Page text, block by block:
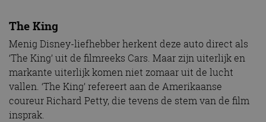
The King
Menig Disney-liefhebber herkent deze auto direct als
‘The King’ uit de filmreeks Cars. Maar zijn uiterlijk en
markante uiterlijk komen niet zomaar uit de lucht
vallen. ‘The King’ refereert aan de Amerikaanse
coureur Richard Petty, die tevens de stem van de film
insprak.